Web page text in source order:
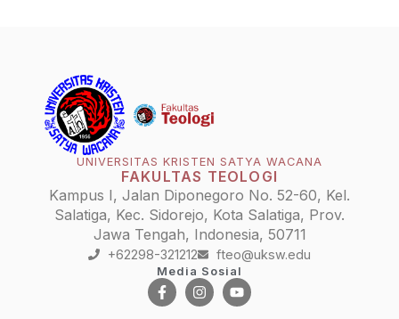
UNIVERSITAS KRISTEN SATYA WACANA
FAKULTAS TEOLOGI
Kampus I, Jalan Diponegoro No. 52-60, Kel.
Salatiga, Kec. Sidorejo, Kota Salatiga, Prov.
Jawa Tengah, Indonesia, 50711
+62298-321212 fteo@uksw.edu
Media Sosial